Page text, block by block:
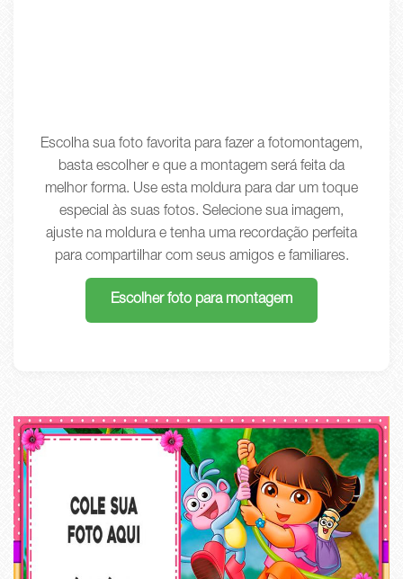
Escolha sua foto favorita para fazer a fotomontagem,
basta escolher e que a montagem será feita da
melhor forma. Use esta moldura para dar um toque
especial às suas fotos. Selecione sua imagem,
ajuste na moldura e tenha uma recordação perfeita
para compartilhar com seus amigos e familiares.
Escolher foto para montagem